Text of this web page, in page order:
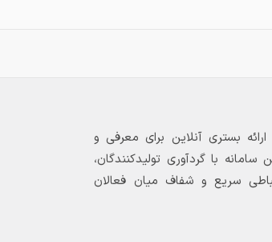
فولاد ۲۴ از بهار ۱۳۹۷ با هدف ارائه بستری آنلاین برای معرفی و
با گردآوری تولیدکنندگان،
سریع و شفاف میان فعالان